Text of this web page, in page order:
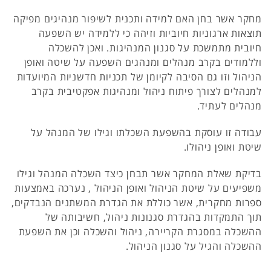
מחקר אשר בחן האם למידה ותכנית לשיפור מנהיגים מפיקה
תוצאות ארגוניות חיוביות וזיהה כי ללמידה יש השפעה
חיובית מתמשכת על סגנון המנהיגות. ואכן להשכלה
וללמודים בקרב מנהלים ומנהגים השפעה על שיטה ואופן
הניהול וזו גם הסיבה לקיומן של תכניות חדשניות המיועדות
למנהלים לצורך פיתוח ניהול ומנהיגות אפקטיבית בקרב
מנהלים לעתיד.
עבודה זו עוסקת בהשפעת השכלתו וגילו של המנהל על
שיטת ואופן ניהולו.
בדיקת שאלת המחקר אשר תבחן כיצד השכלה המנהל וגילו
משפיעים על שיטת הניהול ואופן הניהול , נערכה באמצעות
ספרות מחקרית, אשר כוללת את הגדרת המשתנים הנבדקים,
תוך התמקדות בהגדרת סגנונות ניהול, חשיבותה של
ההשכלה במסגרת הקריירה, ניהול והשכלה וכן את השפעת
ההשכלה והגיל על סגנון הניהול.